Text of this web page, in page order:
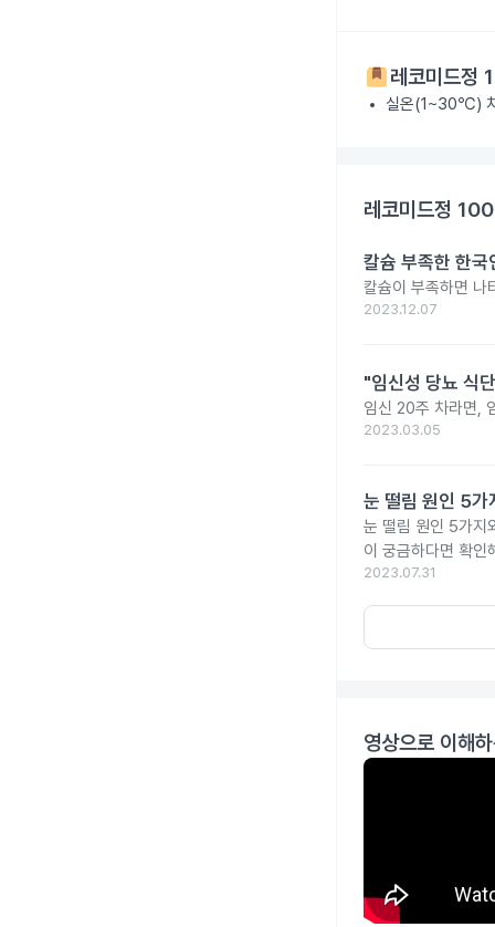
레코미드정
실온(1~30℃)
레코미드정
칼슘 부족한 한
칼슘이 부족하면 나
2023.12.07
"임신성 당뇨 식
임신 20주 차라면,
2023.03.05
눈 떨림 원인 5가
눈 떨림 원인 5가지
이 궁금하다면 확인
2023.07.31
영상으로 이해